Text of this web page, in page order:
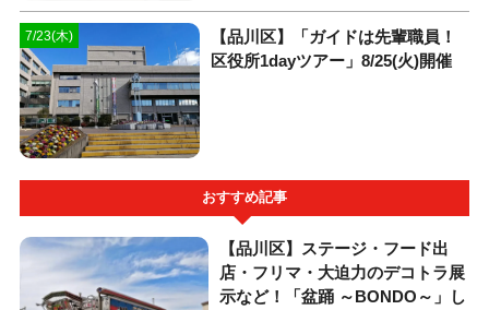
7/23(木)
【品川区】「ガイドは先輩職員！
区役所1dayツアー」8/25(火)開催
おすすめ記事
【品川区】ステージ・フード出
店・フリマ・大迫力のデコトラ展
示など！「盆踊 ～BONDO～」し